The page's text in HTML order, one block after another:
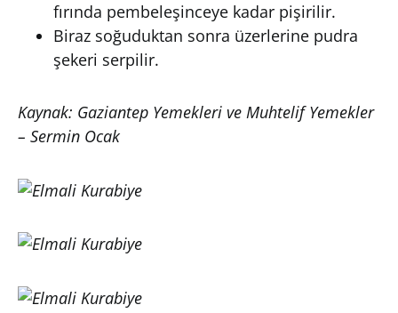
fırında pembeleşinceye kadar pişirilir.
Biraz soğuduktan sonra üzerlerine pudra
şekeri serpilir.
Kaynak: Gaziantep Yemekleri ve Muhtelif Yemekler
– Sermin Ocak